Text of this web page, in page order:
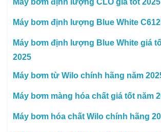
Máy bơm định lượng CLO giá tốt 2025
Máy bơm định lượng Blue White
Máy bơm định lượng Blue White giá
2025
Máy bơm từ Wilo chính hãng năm
Máy bơm màng hóa chất giá tốt năm
Máy bơm hóa chất Wilo chính hãng